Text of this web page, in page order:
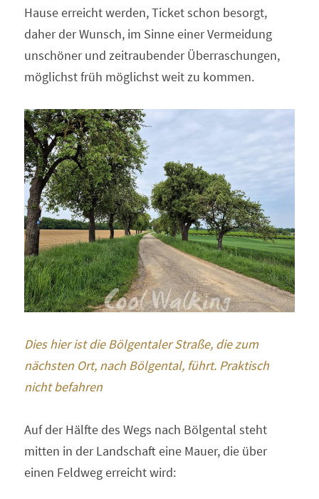
Hause erreicht werden, Ticket schon besorgt,
daher der Wunsch, im Sinne einer Vermeidung
unschöner und zeitraubender Überraschungen,
möglichst früh möglichst weit zu kommen.
Dies hier ist die Bölgentaler Straße, die zum
nächsten Ort, nach Bölgental, führt. Praktisch
nicht befahren
Auf der Hälfte des Wegs nach Bölgental steht
mitten in der Landschaft eine Mauer, die über
einen Feldweg erreicht wird: